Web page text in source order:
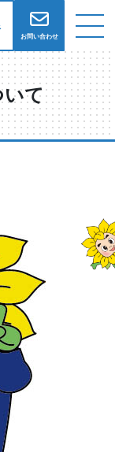
お問い合わせ
て